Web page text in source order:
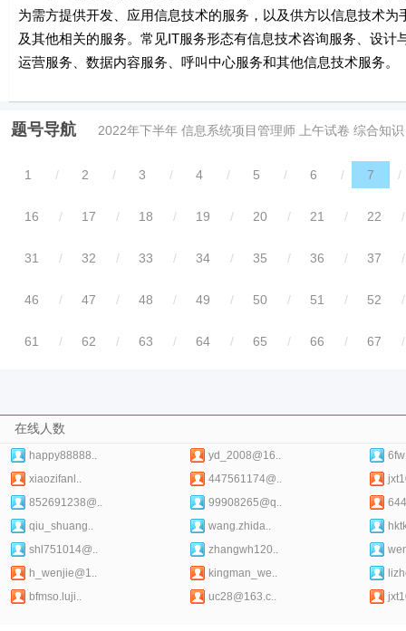
为需方提供开发、应用信息技术的服务，以及供方以信息技术
及其他相关的服务。常见IT服务形态有信息技术咨询服务、设
运营服务、数据内容服务、呼叫中心服务和其他信息技术服务。
题号导航 2022年下半年 信息系统项目管理师 上午试卷 综合知识
1 / 2 / 3 / 4 / 5 / 6 / 7 /
16 / 17 / 18 / 19 / 20 / 21 / 22 /
31 / 32 / 33 / 34 / 35 / 36 / 37 /
46 / 47 / 48 / 49 / 50 / 51 / 52 /
61 / 62 / 63 / 64 / 65 / 66 / 67 /
在线人数
happy88888.. yd_2008@16..
xiaozifanl..
447561174@..
852691238@..
99908265@q..
qiu_shuang..
wang.zhida..
shl751014@..
zhangwh120..
h_wenjie@1..
kingman_we..
bfmso.luji..
uc28@163.c..